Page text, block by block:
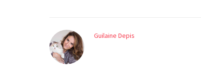
Guilaine Depis